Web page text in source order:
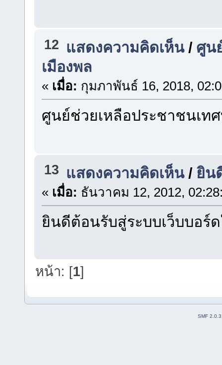
12 แสดงความคิดเห็น/ ศูน
เมืองพล
« เมื่อ: กุมภาพันธ์ 16, 2018,
ศูนย์ช่วยเหลือประชาชนเท
13 แสดงความคิดเห็น/ ยิน
« เมื่อ: ธันวาคม 12, 2012,
ยินดีต้อนรับสู่ระบบเว็บบอร์
หน้า: [1]
SMF 2.0.3